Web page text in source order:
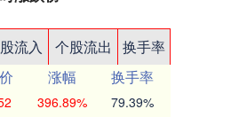
流入 个股流出
换手率
涨幅
换手率
396.89% 79.39%